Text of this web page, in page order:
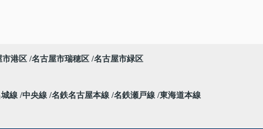
市港区 名古屋市瑞穂区 名古屋市緑区
線 中央線 名鉄名古屋本線 名鉄瀬戸線 東海道本線